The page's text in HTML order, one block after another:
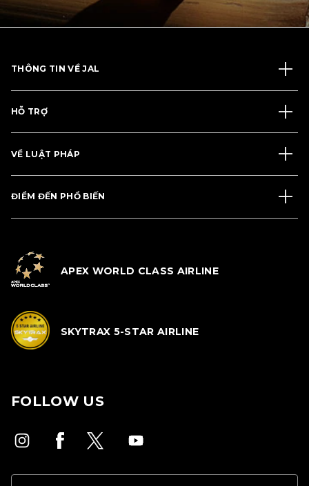
THÔNG TIN VỀ JAL
HỖ TRỢ
VỀ LUẬT PHÁP
ĐIỂM ĐẾN PHỔ BIẾN
APEX WORLD CLASS AIRLINE
SKYTRAX 5-STAR AIRLINE
FOLLOW US